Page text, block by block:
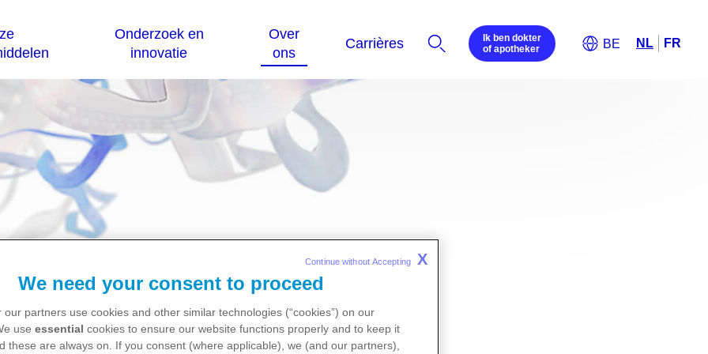
Ik ben dokter
of apotheker
- Brussel
We need your consent to proceed
our partners use cookies and other similar technologies (“cookies”) on our
use essential cookies to ensure our website functions properly and to keep it
these are always on. If you consent (where applicable), we (and our partners),
Continue without Accepting X